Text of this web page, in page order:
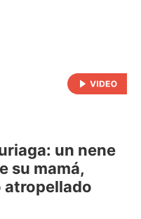
un nene
su mamá,
atropellado